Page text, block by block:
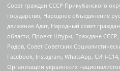
Совет граждан СССР Прикубанского
государство, Народное объединение
движение Адат, Народный совет
области, Проект Штурм, Граждане
Родов, Совет Советских
Facebook, Instagram, WhatsApp, СИЧ-
Организации украинских